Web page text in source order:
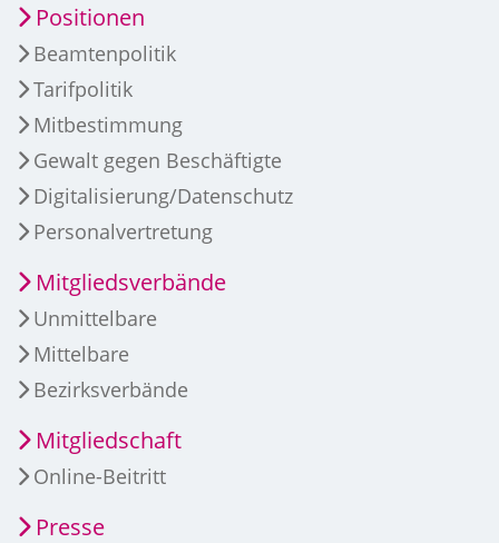
Positionen
Beamtenpolitik
Tarifpolitik
Mitbestimmung
Gewalt gegen Beschäftigte
Digitalisierung/Datenschutz
Personalvertretung
Mitgliedsverbände
Unmittelbare
Mittelbare
Bezirksverbände
Mitgliedschaft
Online-Beitritt
Presse